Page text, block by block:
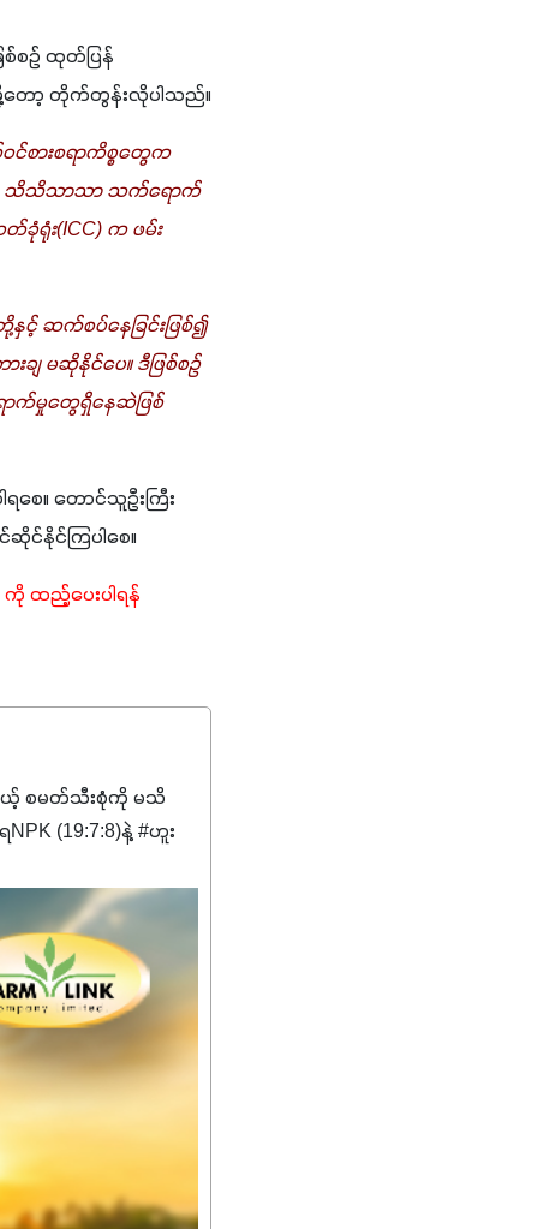
စ်စဉ် ထုတ်ပြန်
ဖို့တော့ တိုက်တွန်းလိုပါသည်။
စားစရာကိစ္စတွေက
ကို သိသိသာသာ သက်ရောက်
ရုံး(ICC) က ဖမ်း
င့် ဆက်စပ်နေခြင်းဖြစ်၍
မဆိုနိုင်ပေ။ ဒီဖြစ်စဉ်
က်မှုတွေရှိနေဆဲဖြစ်
ေ။ တောင်သူဦးကြီး
င်နိုင်ကြပါစေ။
ကို ထည့်ပေးပါရန်
မယ့် စမတ်သီးစုံကို မသိ
(19:7:8)နဲ့ #ဟူး
းဇူးတွေအနေနဲ့ကတော့
လန်းသန်စွမ်းပြီး အစာ
န်စေပါတယ်။
ောင် အားပေးပါ
တယ်။ လုံလောက်တဲ့
ေး၊ အရွယ်အစားနဲ့
င်းစပ်ထားတဲ့အတွက်
အပါအဝင်
င်းရွက်နဲ့ ဥယျာဉ်ခြံသီးနှံ
းမမှားတာသေချာပြီ